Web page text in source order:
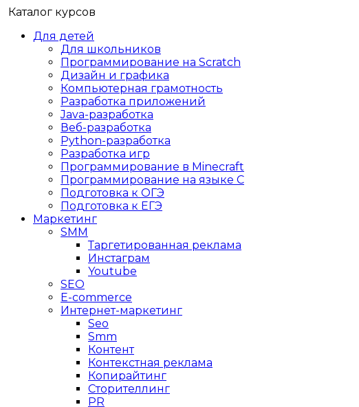
Каталог курсов
Для детей
Для школьников
Программирование на Scratch
Дизайн и графика
Компьютерная грамотность
Разработка приложений
Java-разработка
Веб-разработка
Python-разработка
Разработка игр
Программирование в Minecraft
Программирование на языке C
Подготовка к ОГЭ
Подготовка к ЕГЭ
Маркетинг
SMM
Таргетированная реклама
Инстаграм
Youtube
SEO
E-сommerce
Интернет-маркетинг
Seo
Smm
Контент
Контекстная реклама
Копирайтинг
Сторителлинг
PR